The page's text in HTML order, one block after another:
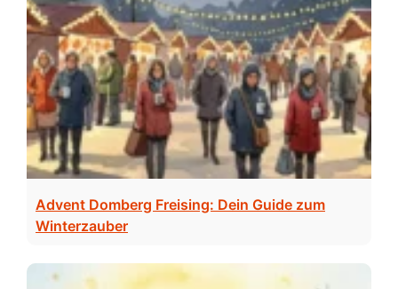
Advent Domberg Freising: Dein Guide zum
Winterzauber